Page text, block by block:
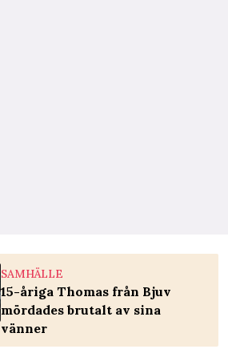
SAMHÄLLE
15-åriga Thomas från Bjuv
mördades brutalt av sina
vänner